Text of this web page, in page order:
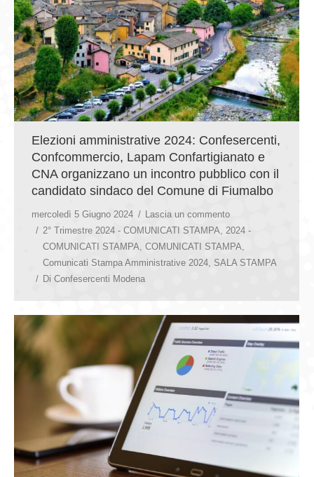
Elezioni amministrative 2024: Confesercenti,
Confcommercio, Lapam Confartigianato e
CNA organizzano un incontro pubblico con il
candidato sindaco del Comune di Fiumalbo
mercoledì 5 Giugno 2024
Lascia un commento
2° Trimestre 2024 - COMUNICATI STAMPA, 2024 -
COMUNICATI STAMPA, COMUNICATI STAMPA,
Comunicati Stampa Amministrative 2024, SALA STAMPA
Di Confesercenti Modena